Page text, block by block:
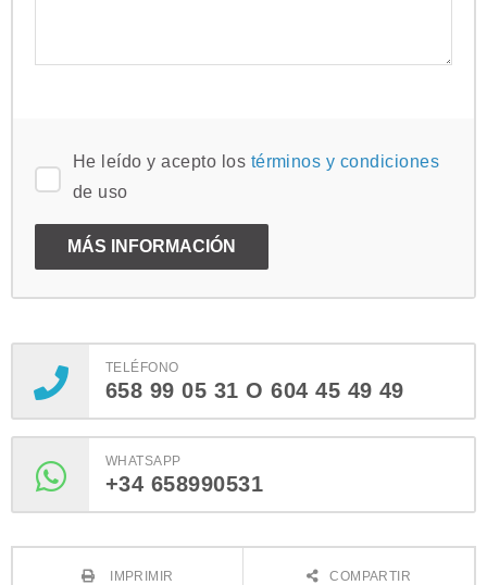
He leído y acepto los términos y condiciones
de uso
TELÉFONO
658 99 05 31 O 604 45 49 49
WHATSAPP
+34 658990531
IMPRIMIR COMPARTIR